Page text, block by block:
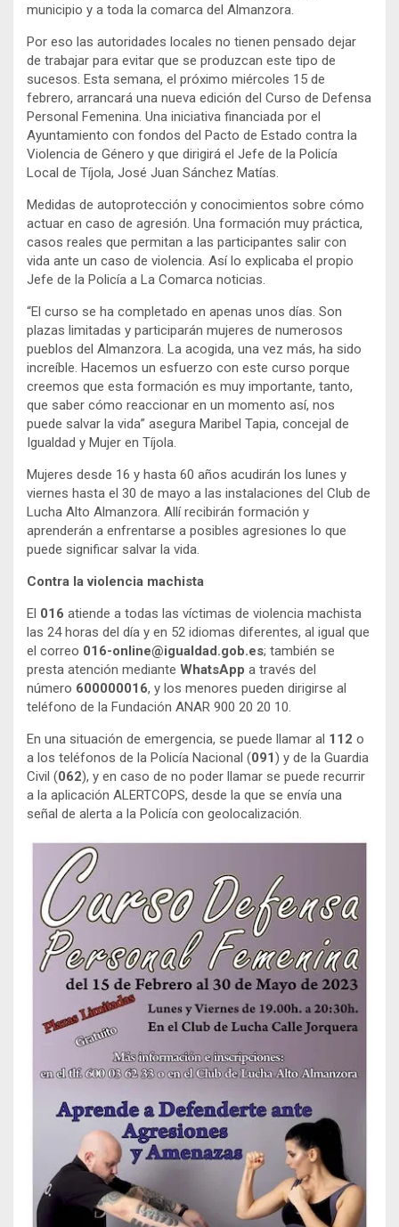
municipio y a toda la comarca del Almanzora.
Por eso las autoridades locales no tienen pensado dejar
de trabajar para evitar que se produzcan este tipo de
sucesos. Esta semana, el próximo miércoles 15 de
febrero, arrancará una nueva edición del Curso de Defensa
Personal Femenina. Una iniciativa financiada por el
Ayuntamiento con fondos del Pacto de Estado contra la
Violencia de Género y que dirigirá el Jefe de la Policía
Local de Tíjola, José Juan Sánchez Matías.
Medidas de autoprotección y conocimientos sobre cómo
actuar en caso de agresión. Una formación muy práctica,
casos reales que permitan a las participantes salir con
vida ante un caso de violencia. Así lo explicaba el propio
Jefe de la Policía a La Comarca noticias.
“El curso se ha completado en apenas unos días. Son
plazas limitadas y participarán mujeres de numerosos
pueblos del Almanzora. La acogida, una vez más, ha sido
increíble. Hacemos un esfuerzo con este curso porque
creemos que esta formación es muy importante, tanto,
que saber cómo reaccionar en un momento así, nos
puede salvar la vida” asegura Maribel Tapia, concejal de
Igualdad y Mujer en Tíjola.
Mujeres desde 16 y hasta 60 años acudirán los lunes y
viernes hasta el 30 de mayo a las instalaciones del Club de
Lucha Alto Almanzora. Allí recibirán formación y
aprenderán a enfrentarse a posibles agresiones lo que
puede significar salvar la vida.
Contra la violencia machista
El 016 atiende a todas las víctimas de violencia machista
las 24 horas del día y en 52 idiomas diferentes, al igual que
el correo 016-online@igualdad.gob.es; también se
presta atención mediante WhatsApp a través del
número 600000016, y los menores pueden dirigirse al
teléfono de la Fundación ANAR 900 20 20 10.
En una situación de emergencia, se puede llamar al 112 o
a los teléfonos de la Policía Nacional (091) y de la Guardia
Civil (062), y en caso de no poder llamar se puede recurrir
a la aplicación ALERTCOPS, desde la que se envía una
señal de alerta a la Policía con geolocalización.